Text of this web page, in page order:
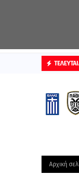
Αρχική